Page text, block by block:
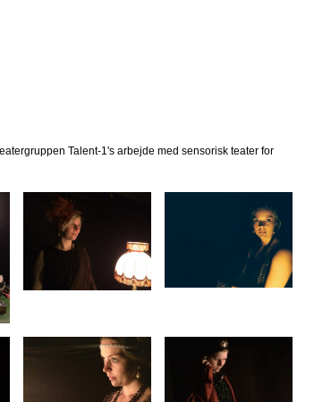
Talent-1's arbejde med sensorisk teater for